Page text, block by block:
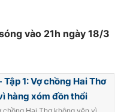
vào 21h ngày 18/3
Tập 1: Vợ chồng Hai Thơ
hàng xóm đồn thổi